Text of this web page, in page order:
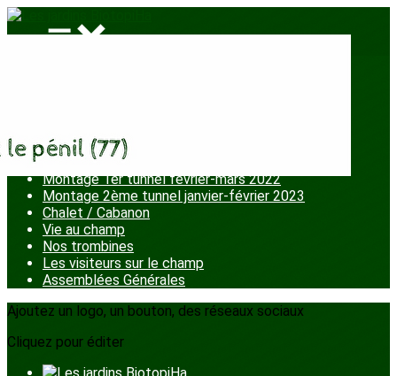
Ateliers enfants
Plantation petits fruits
Montage 1er tunnel février-mars 2022
Montage 2ème tunnel janvier-février 2023
Chalet / Cabanon
Vie au champ
Nos trombines
Les visiteurs sur le champ
Assemblées Générales
Ajoutez un logo, un bouton, des réseaux sociaux
Cliquez pour éditer